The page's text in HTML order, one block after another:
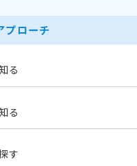
プローチ
る
る
す